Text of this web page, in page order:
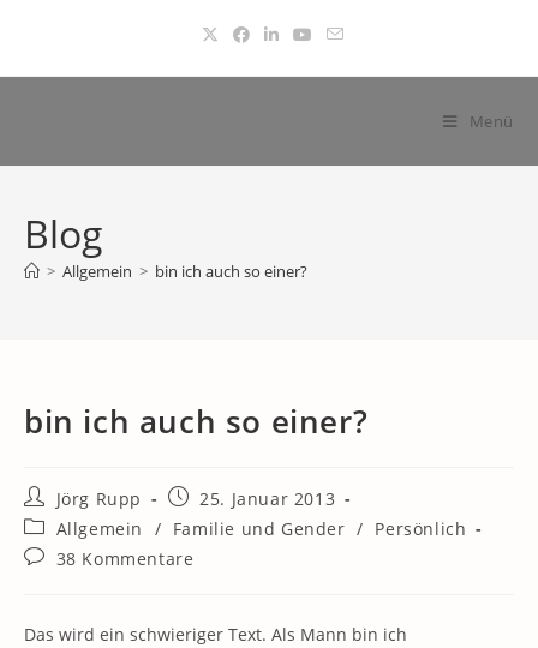
springen
Menü
Blog
> Allgemein > bin ich auch so einer?
bin ich auch so einer?
Beitrags-
Autor:
Jörg Rupp
Beitrag
veröffentlicht:
25. Januar 2013
Beitrags-
Kategorie:
Allgemein / Familie und Gender / Persönlich
Beitrags-
38 Kommentare
Das wird ein schwieriger Text. Als Mann bin ich